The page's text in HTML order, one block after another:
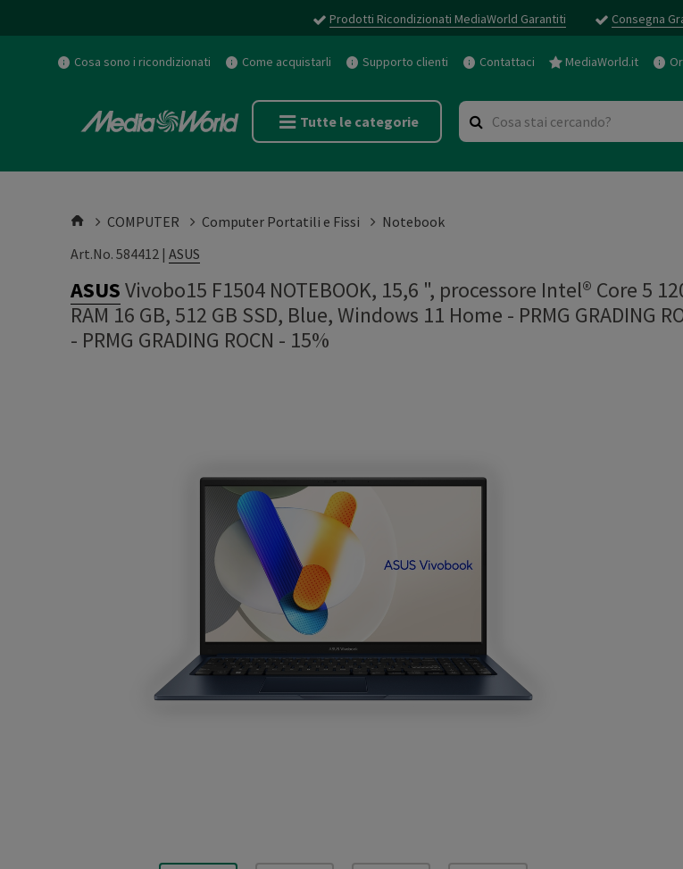
Prodotti Ricondizionati MediaWorld Garantiti Consegna
Cosa sono i ricondizionati Come acquistarli Supporto clienti Contattaci MediaWorld.it
Tutte le categorie
COMPUTER Computer Portatili e Fissi
Notebook
Art.No. 584412 | ASUS
ASUSVivobo15 F1504 NOTEBOOK, 15,6 ", processore Intel® Core 5
RAM 16 GB, 512 GB SSD, Blue, Windows 11 Home - PRMG GRADING
- PRMG GRADING ROCN - 15%